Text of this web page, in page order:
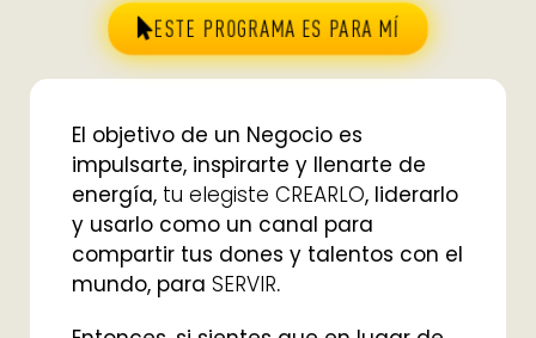
ESTE PROGRAMA ES PARA MÍ
El objetivo de un Negocio es
impulsarte, inspirarte y llenarte de
energía, tu elegiste CREARLO, liderarlo
y usarlo como un canal para
compartir tus dones y talentos con el
mundo, para SERVIR.